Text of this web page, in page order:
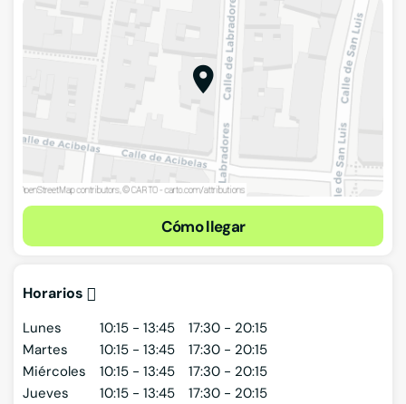
Cómo llegar
Horarios
Lunes 10:15 - 13:45
17:30 - 20:15
Martes
10:15 - 13:45
17:30 - 20:15
Miércoles
10:15 - 13:45
17:30 - 20:15
Jueves
10:15 - 13:45
17:30 - 20:15